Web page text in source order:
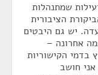
שמתנהלות
הציבורית
יש גם היבטים
אחרונה –
בדמי הקישוריות
חושב